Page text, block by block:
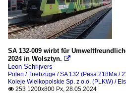
SA 132-009 wirbt für
2024 in Wolsztyn. 
Leon Schrijvers
Polen / Triebzüge / SA 132 (Pesa 218Ma /
Koleje Wielkopolskie Sp. z o.o. (PLKW) /
 253 1200x800 Px, 28.05.2024